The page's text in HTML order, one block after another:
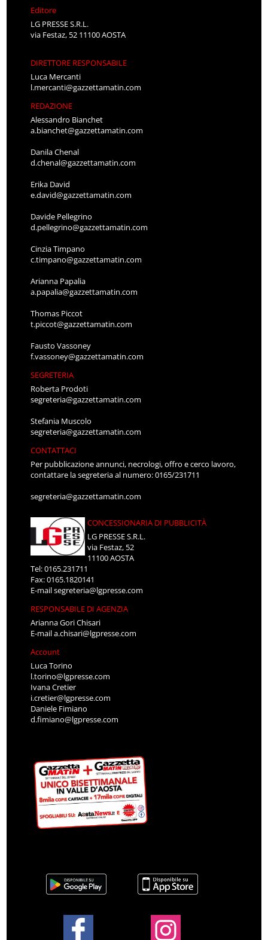
Editore
LG PRESSE S.R.L.
via Festaz, 52 11100 AOSTA
DIRETTORE RESPONSABILE
Luca Mercanti
l.mercanti@gazzettamatin.com
REDAZIONE
Alessandro Bianchet
a.bianchet@gazzettamatin.com
Danila Chenal
d.chenal@gazzettamatin.com
Erika David
e.david@gazzettamatin.com
Davide Pellegrino
d.pellegrino@gazzettamatin.com
Cinzia Timpano
c.timpano@gazzettamatin.com
Arianna Papalia
a.papalia@gazzettamatin.com
Thomas Piccot
t.piccot@gazzettamatin.com
Fausto Vassoney
f.vassoney@gazzettamatin.com
SEGRETERIA
Roberta Prodoti
segreteria@gazzettamatin.com
Stefania Muscolo
segreteria@gazzettamatin.com
CONTATTACI
Per pubblicazione annunci, necrologi, offro e cerco lavoro,
contattare la segreteria al numero: 0165/231711
segreteria@gazzettamatin.com
CONCESSIONARIA DI PUBBLICITÀ
LG PRESSE S.R.L.
via Festaz, 52
11100 AOSTA
Tel: 0165.231711
Fax: 0165.1820141
E-mailsegreteria@lgpresse.com
RESPONSABILE DI AGENZIA
Arianna Gori Chisari
E-maila.chisari@lgpresse.com
Account
Luca Torino
l.torino@lgpresse.com
Ivana Cretier
i.cretier@lgpresse.com
Daniele Fimiano
d.fimiano@lgpresse.com